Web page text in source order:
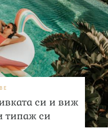
си и виж
типаж си